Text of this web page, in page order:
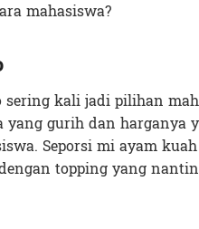
mahasiswa?
sering kali jadi pilihan
yang gurih dan harganya
Seporsi mi ayam
topping yang